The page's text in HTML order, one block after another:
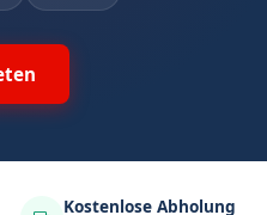
Kostenlose Abholung